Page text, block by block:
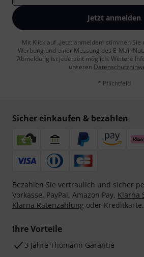
Jetzt anmelden
Mit Klick auf „Jetzt anmelden“ stimmen
Werbung und einer Messung des E-Mail-
Abmeldung ist jederzeit möglich. Weitere
unseren
* Pflichtfeld
Sicher einkaufen & bezahlen
Bezahlen Sie vertraulich und sicher
Vorkasse, PayPal, Amazon Pay, Klarna
Klarna Ratenzahlung oder Kreditkarte.
Ihre Vorteile
3 Jahre Thomann Garantie